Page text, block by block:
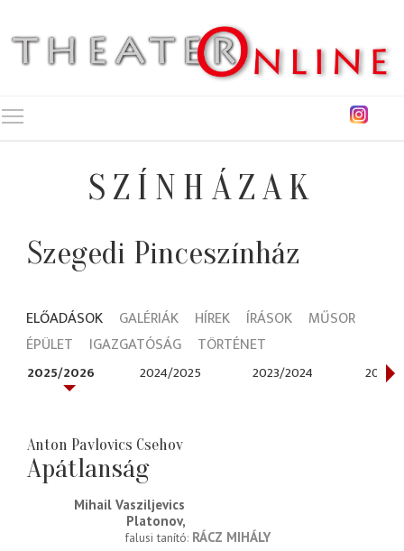
SZÍNHÁZAK
Szegedi Pinceszínház
ELŐADÁSOK GALÉRIÁK HÍREK ÍRÁSOK
MŰSOR
ÉPÜLET
IGAZGATÓSÁG TÖRTÉNET
2025/2026 2024/2025 2023/2024 2022/
Anton Pavlovics Csehov
Apátlanság
Mihail Vasziljevics
Platonov
falusi tanító RÁCZ MIHÁLY